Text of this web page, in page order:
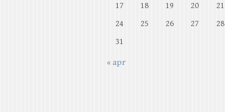
17
18 19 20 21
24
25 26 27 28
31
« apr